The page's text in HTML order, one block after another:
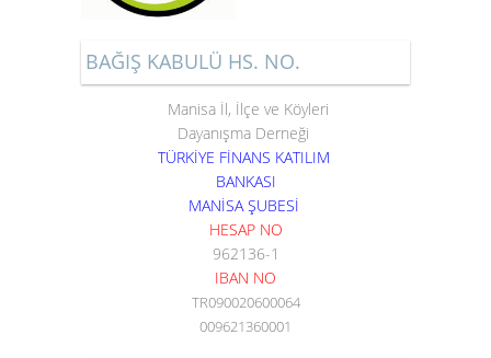
BAĞIŞ KABULÜ HS. NO.
Manisa İl, İlçe ve Köyleri
Dayanışma Derneği
TÜRKİYE FİNANS KATILIM
BANKASI
MANİSA ŞUBESİ
HESAP NO
962136-1
IBAN NO
TR090020600064
009621360001